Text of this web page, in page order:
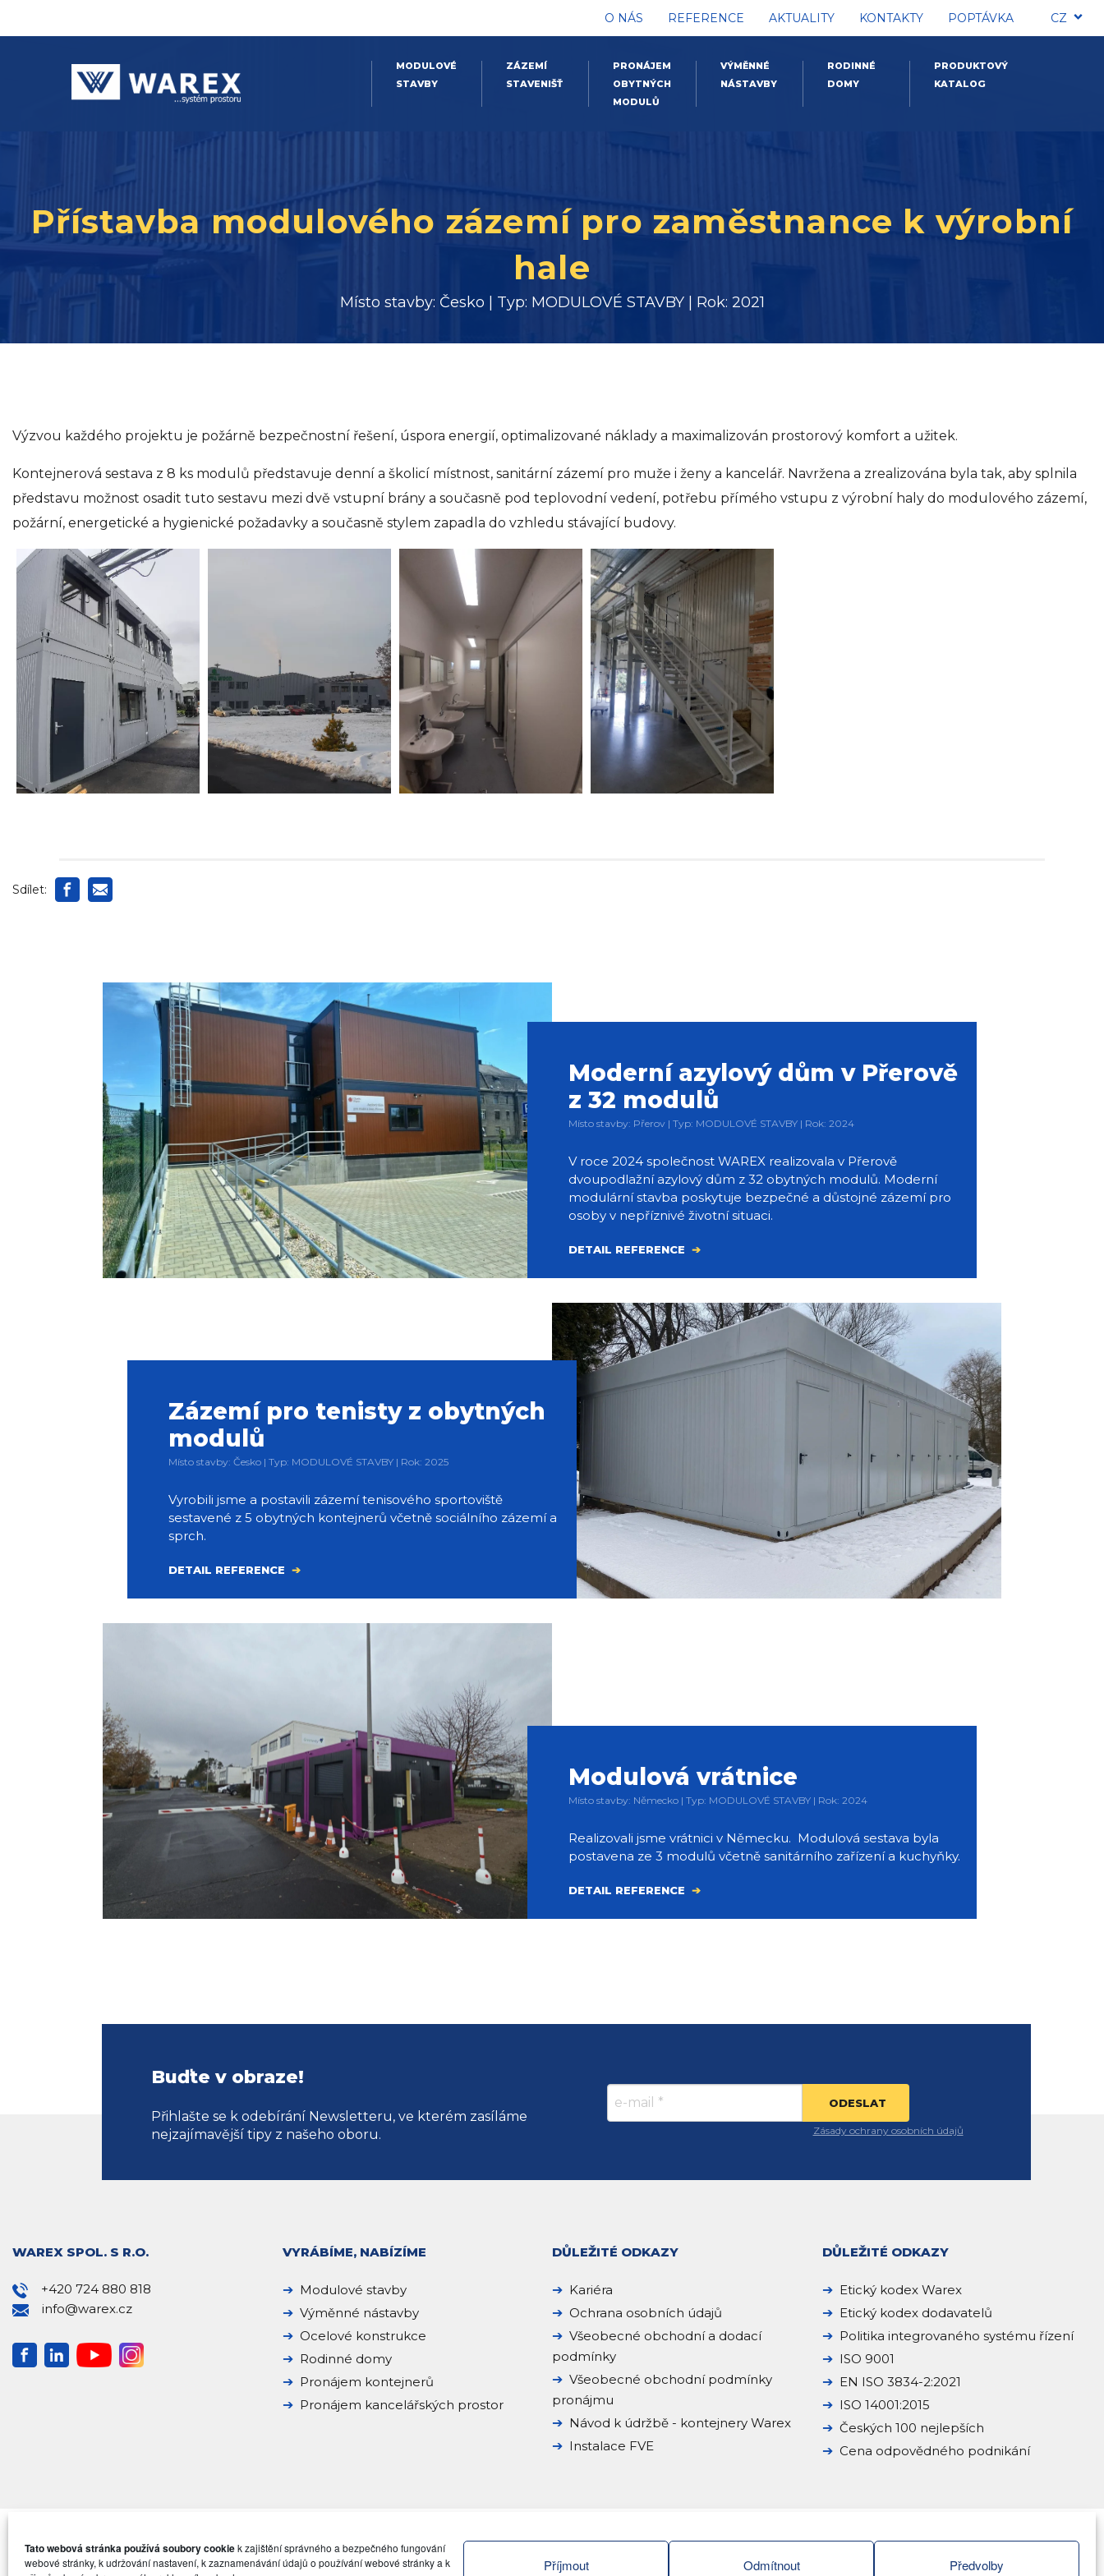
Tato webová stránka používá soubory cookiek zajištění správného a bezpečného fungování
webové stránky, k udržování nastavení, k zaznamenávání údajů o používání webové stránky a k
Příjmout Odmítnout Předvolby
O NÁS REFERENCE AKTUALITY KONTAKTY POPTÁVKA CZ
MODULOVÉ
STAVBY
ZÁZEMÍ
STAVENIŠŤ
PRONÁJEM
OBYTNÝCH
MODULŮ
VÝMĚNNÉ
NÁSTAVBY
RODINNÉ
DOMY
PRODUKTOVÝ
KATALOG
Přístavba modulového zázemí pro zaměstnance k výrobní
hale
Místo stavby: Česko | Typ: MODULOVÉ STAVBY | Rok: 2021
Výzvou každého projektu je požárně bezpečnostní řešení, úspora energií, optimalizované náklady a maximalizován prostorový komfort a užitek.
Kontejnerová sestava z 8 ks modulů představuje denní a školicí místnost, sanitární zázemí pro muže i ženy a kancelář. Navržena a zrealizována byla tak, aby splnila
představu možnost osadit tuto sestavu mezi dvě vstupní brány a současně pod teplovodní vedení, potřebu přímého vstupu z výrobní haly do modulového zázemí,
požární, energetické a hygienické požadavky a současně stylem zapadla do vzhledu stávající budovy.
Sdílet:
Moderní azylový dům v Přerově
z 32 modulů
Místo stavby: Přerov | Typ: MODULOVÉ STAVBY | Rok: 2024
V roce 2024 společnost WAREX realizovala v Přerově
dvoupodlažní azylový dům z 32 obytných modulů. Moderní
modulární stavba poskytuje bezpečné a důstojné zázemí pro
osoby v nepříznivé životní situaci.
DETAIL REFERENCE
Zázemí pro tenisty z obytných
modulů
Místo stavby: Česko | Typ: MODULOVÉ STAVBY | Rok: 2025
Vyrobili jsme a postavili zázemí tenisového sportoviště
sestavené z 5 obytných kontejnerů včetně sociálního zázemí a
sprch.
DETAIL REFERENCE
Modulová vrátnice
Místo stavby: Německo | Typ: MODULOVÉ STAVBY | Rok: 2024
Realizovali jsme vrátnici v Německu. Modulová sestava byla
postavena ze 3 modulů včetně sanitárního zařízení a kuchyňky.
DETAIL REFERENCE
Buďte v obraze!
Přihlašte se k odebírání Newsletteru, ve kterém zasíláme
nejzajímavější tipy z našeho oboru.
Zásady ochrany osobních údajů
WAREX SPOL. S R.O.
+420 724 880 818
info@warex.cz
VYRÁBÍME, NABÍZÍME
Modulové stavby
Výměnné nástavby
Ocelové konstrukce
Rodinné domy
Pronájem kontejnerů
Pronájem kancelářských prostor
DŮLEŽITÉ ODKAZY
Kariéra
Ochrana osobních údajů
Všeobecné obchodní a dodací
podmínky
Všeobecné obchodní podmínky
pronájmu
Návod k údržbě - kontejnery Warex
Instalace FVE
DŮLEŽITÉ ODKAZY
Etický kodex Warex
Etický kodex dodavatelů
Politika integrovaného systému řízení
ISO 9001
EN ISO 3834-2:2021
ISO 14001:2015
Českých 100 nejlepších
Cena odpovědného podnikání